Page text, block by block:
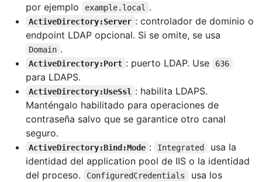
por ejemplo
example.local .
ActiveDirectory:Server : controlador de dominio o
endpoint LDAP opcional. Si se omite, se usa
Domain .
ActiveDirectory:Port : puerto LDAP. Use 636
para LDAPS.
ActiveDirectory:UseSsl
: habilita LDAPS.
Manténgalo habilitado para operaciones de
contraseña salvo que se garantice otro canal
seguro.
ActiveDirectory:Bind:Mode : Integrated
usa la
identidad del application pool de IIS o la identidad
del proceso.
ConfiguredCredentials
usa los